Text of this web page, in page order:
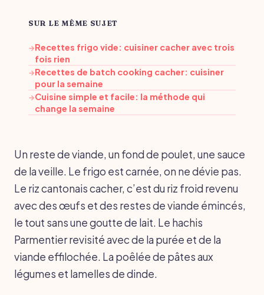
SUR LE MÊME SUJET
→Recettes frigo vide: cuisiner cacher avec trois
fois rien
→Recettes de batch cooking cacher: cuisiner
pour la semaine
→Cuisine simple et facile: la méthode qui
change la semaine
Un reste de viande, un fond de poulet, une sauce
de la veille. Le frigo est carnée, on ne dévie pas.
Le riz cantonais cacher, c’est du riz froid revenu
avec des œufs et des restes de viande émincés,
le tout sans une goutte de lait. Le hachis
Parmentier revisité avec de la purée et de la
viande effilochée. La poêlée de pâtes aux
légumes et lamelles de dinde.